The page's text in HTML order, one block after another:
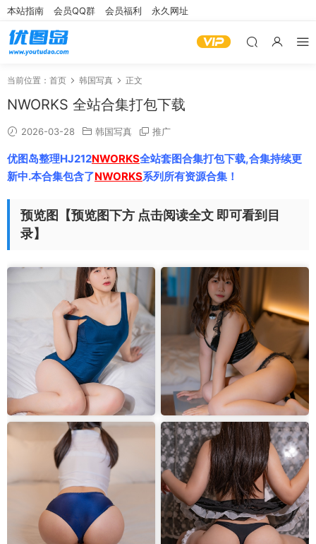
本站指南 会员QQ群 会员福利 永久网址
当前位置： 首页 韩国写真 正文
NWORKS 全站合集打包下载
2026-03-28 韩国写真 推广
优图岛整理HJ212NWORKS全站套图合集打包下载,合集持续更
新中.本合集包含了NWORKS系列所有资源合集！
预览图【预览图下方 点击阅读全文 即可看到目
录】